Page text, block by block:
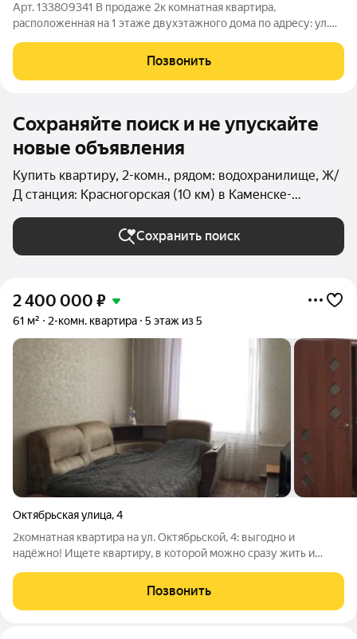
Арт. 133809341 В продаже 2к комнатная квартира,
расположенная на 1 этаже двухэтажного дома по адресу: ул.
37,8 кв.м. (20,7 кв.м.+17,1 кв.м.), кухня - 8 кв.м. правильной
формы. Состояние:
Позвонить
Сохраняйте поиск и не упускайте
новые объявления
Купить квартиру, 2-комн., рядом: водохранилище, Ж/
Д станция: Красногорская (10 км) в Каменске-
Уральском
Сохранить поиск
2 400 000 ₽
61 м² 2-комн. квартира 5 этаж из 5
Октябрьская улица,4
2комнатная квартира на ул. Октябрьской, 4: выгодно и
надёжно! Ищете квартиру, в которой можно сразу жить и
что нужно! Что уже сделано: - капитальный ремонт дома не
придётся переживать о
Позвонить